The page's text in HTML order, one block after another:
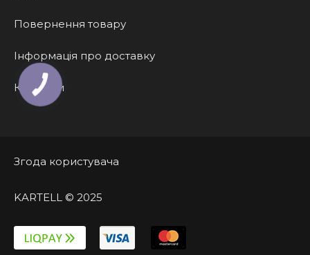
Повернення товару
Інформація про доставку
Контакти
Згода користувача
KARTELL © 2025
КНОПКА
ЗВ'ЯЗКУ